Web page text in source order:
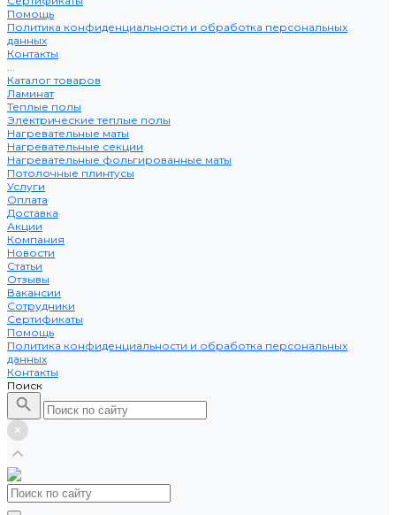
Помощь
Политика конфиденциальности и обработка персональных
данных
Контакты
...
Каталог товаров
Ламинат
Теплые полы
Электрические теплые полы
Нагревательные маты
Нагревательные секции
Нагревательные фольгированные маты
Потолочные плинтусы
Услуги
Оплата
Доставка
Акции
Компания
Новости
Статьи
Отзывы
Вакансии
Сотрудники
Сертификаты
Помощь
Политика конфиденциальности и обработка персональных
данных
Контакты
Поиск